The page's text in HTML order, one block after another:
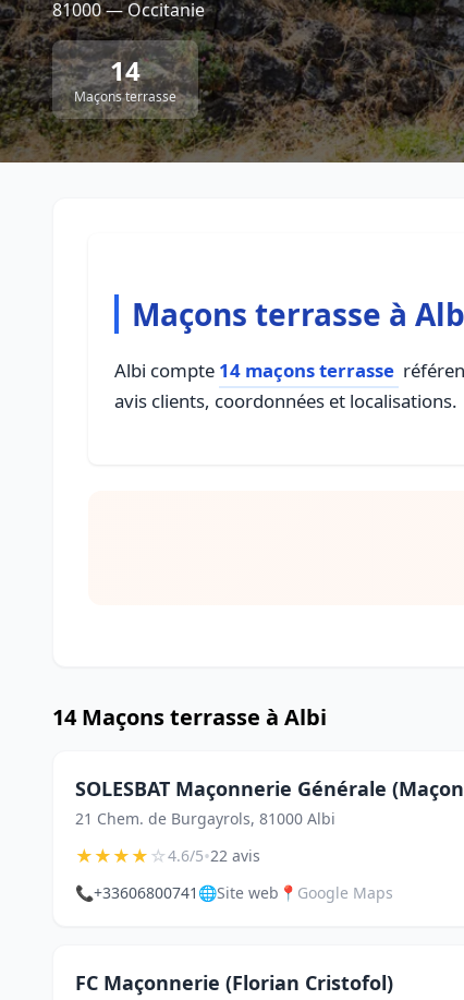
81000 — Occitanie
14
Maçons terrasse
Maçons terrasse à
Albi compte 14 maçons terrasse
avis clients, coordonnées et localisations.
14 Maçons terrasse à Albi
SOLESBAT Maçonnerie Générale
21 Chem. de Burgayrols, 81000 Albi
★★★★☆4.6/5•22 avis
📞+33606800741 🌐Site web 📍 Google Maps
FC Maçonnerie (Florian Cristofol)